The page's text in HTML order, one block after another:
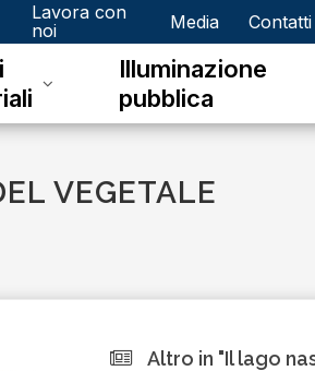
Lavora con
noi
Media Contatti
Illuminazione
pubblica
VEGETALE
Altro in "Il lago